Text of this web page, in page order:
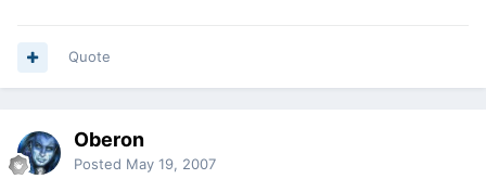
Quote
Oberon
Posted May 19, 2007